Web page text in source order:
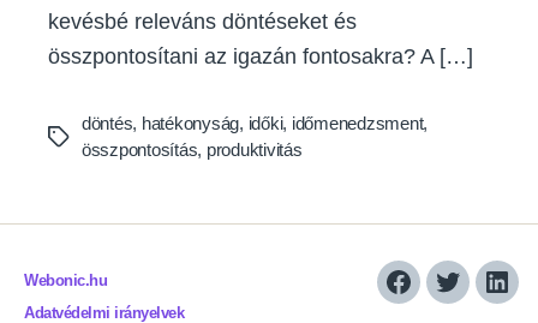
kevésbé releváns döntéseket és
összpontosítani az igazán fontosakra? A […]
Tags
döntés, hatékonyság, időki, időmenedzsment,
összpontosítás, produktivitás
Webonic.hu
Adatvédelmi irányelvek
Facebook
Twitter